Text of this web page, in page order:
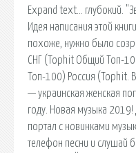
Expand text… глубокий.
Идея написания этой
похоже, нужно было
СНГ (Tophit Общий Топ-
Топ-100) Россия (Tophit.
— украинская женская
году. Новая музыка
портал с новинками
телефон песни и слушай